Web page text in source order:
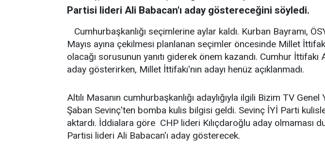
Partisi lideri Ali Babacan'ı aday göstereceğini söyledi.
Cumhurbaşkanlığı seçimlerine aylar kaldı. Kurban Bayramı,
Mayıs ayına çekilmesi planlanan seçimler öncesinde Millet
olacağı sorusunun yanıtı giderek önem kazandı. Cumhur İttifakı
aday gösterirken, Millet İttifakı'nın adayı henüz açıklanmadı.
Altılı Masanın cumhurbaşkanlığı adaylığıyla ilgili Bizim TV Genel
Şaban Sevinç'ten bomba kulis bilgisi geldi. Sevinç İYİ Parti
aktardı. İddialara göre CHP lideri Kılıçdaroğlu aday olmaması
Partisi lideri Ali Babacan'ı aday gösterecek.